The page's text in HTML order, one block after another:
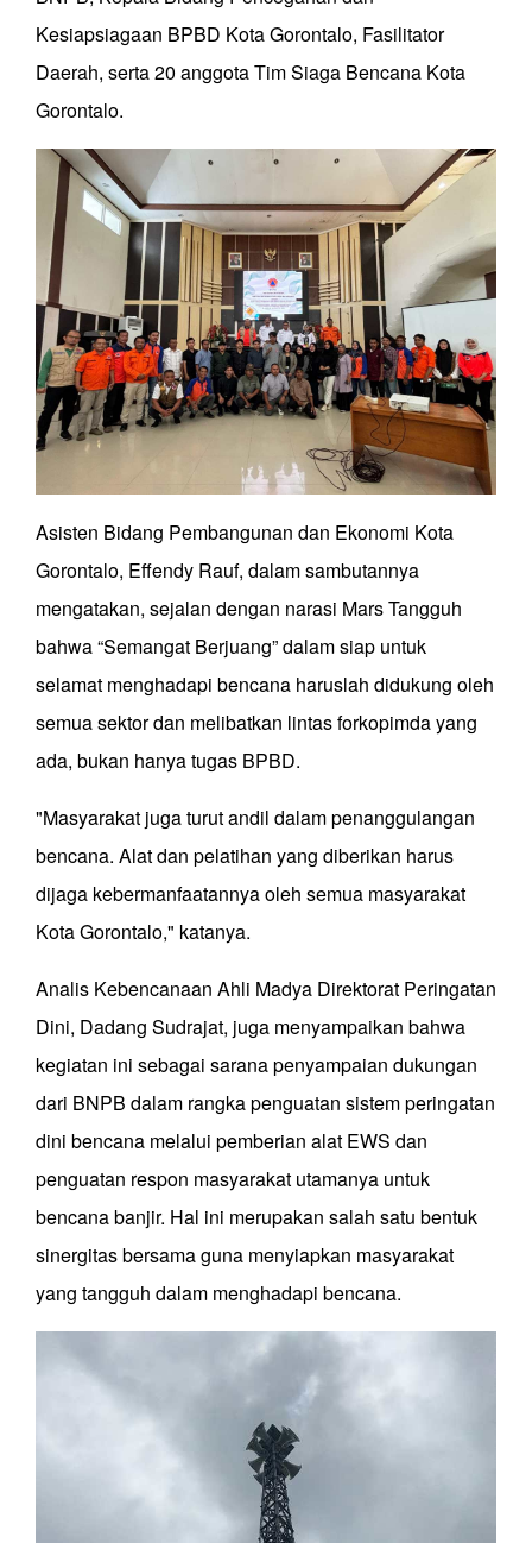
Kesiapsiagaan BPBD Kota Gorontalo, Fasilitator
Daerah, serta 20 anggota Tim Siaga Bencana Kota
Gorontalo.
Asisten Bidang Pembangunan dan Ekonomi Kota
Gorontalo, Effendy Rauf, dalam sambutannya
mengatakan, sejalan dengan narasi Mars Tangguh
bahwa “Semangat Berjuang” dalam siap untuk
selamat menghadapi bencana haruslah didukung oleh
semua sektor dan melibatkan lintas forkopimda yang
ada, bukan hanya tugas BPBD.
"Masyarakat juga turut andil dalam penanggulangan
bencana. Alat dan pelatihan yang diberikan harus
dijaga kebermanfaatannya oleh semua masyarakat
Kota Gorontalo," katanya.
Analis Kebencanaan Ahli Madya Direktorat Peringatan
Dini, Dadang Sudrajat, juga menyampaikan bahwa
kegiatan ini sebagai sarana penyampaian dukungan
dari BNPB dalam rangka penguatan sistem peringatan
dini bencana melalui pemberian alat EWS dan
penguatan respon masyarakat utamanya untuk
bencana banjir. Hal ini merupakan salah satu bentuk
sinergitas bersama guna menyiapkan masyarakat
yang tangguh dalam menghadapi bencana.